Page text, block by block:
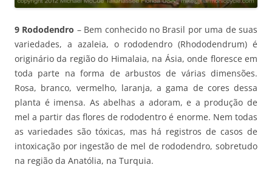
9 Rododendro – Bem conhecido no Brasil por uma de suas
variedades, a azaleia, o rododendro (Rhododendrum) é
originário da região do Himalaia, na Ásia, onde floresce em
toda parte na forma de arbustos de várias dimensões.
Rosa, branco, vermelho, laranja, a gama de cores dessa
planta é imensa. As abelhas a adoram, e a produção de
mel a partir das flores de rododentro é enorme. Nem todas
as variedades são tóxicas, mas há registros de casos de
intoxicação por ingestão de mel de rododendro, sobretudo
na região da Anatólia, na Turquia.